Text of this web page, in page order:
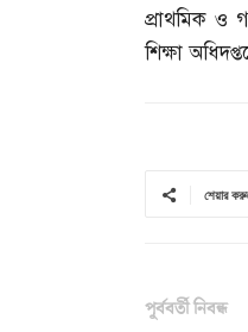
প্রাথমিক ও
শিক্ষা
শেয়ার
পূর্ববর্তী নিবন্ধ